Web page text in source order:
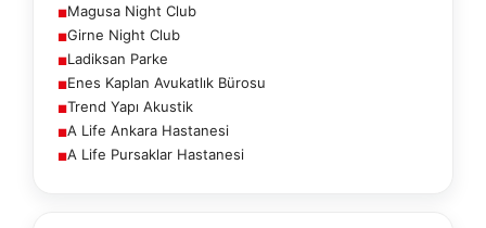
■Magusa Night Club
■Girne Night Club
■Ladiksan Parke
■Enes Kaplan Avukatlık Bürosu
■Trend Yapı Akustik
■A Life Ankara Hastanesi
■A Life Pursaklar Hastanesi